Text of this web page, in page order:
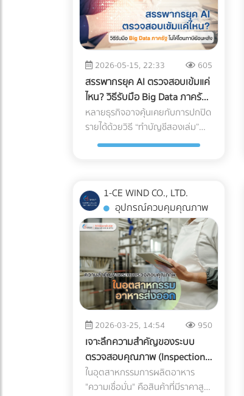
100% บริการ White Glove
Service: การขนส่งระดับนี้ไม่ได้จบแค่
การดรอปของไว้หน้าประตูโรง
พยาบาล แต่ทีมขนส่งต้องมีความ
เชี่ยวชาญในการแกะกล่อง
(Unpacking) นำเครื่องมือเข้าไปติด
ตั้งยังห้องปฏิบัติการที่ซับซ้อน และ
จัดการนำขยะบรรจุภัณฑ์กลับไปทิ้ง
อย่างถูกวิธี มาตรฐานคุณภาพระดับ
สากล (Certifications): พาร์ทเนอร์
ด้าน Logistics ของคุณควรมีใบรับ
มือแพทย์) หรือ GDP (Good
Distribution Practice) เพื่อการัน
ตีความมืออาชีพ ระบบติดตามแบบ
Real-Time (IoT Tracking): ในยุคนี้
การเช็กแค่ว่า "ของถึงไหนแล้ว" ไม่
พออีกต่อไป ต้องมีเซนเซอร์ IoT ติด
ไว้กับกล่องสินค้า เพื่อวัดค่า G-
Force (แรงกระแทก), อุณหภูมิ และ
ความเอียง (Tilt) ตลอดการเดินทาง
ซึ่งข้อมูลเหล่านี้สามารถใช้เป็นหลัก
ฐานยืนยันความสมบูรณ์ของสินค้า
เมื่อส่งมอบได้ สรุปความคุ้มค่า
(ROI): ทำไมถึงควรลงทุนใน
Specialized Logistics? ผู้บริหาร
ปะทะกับพายุฝน หากพื้นที่ดาดฟ้า
ของคุณมีระดับความลาดเอียง
(Slope) ไม่ดีพอ หรือท่อระบายน้ำ
(Floor Drain) อุดตัน จะทำให้เกิด
ปัญหาน้ำท่วมขัง สิ่งที่ต้องทำ: ก่อน
ปูพื้นใหม่ ควรเช็กระดับความลาด
เอียงของพื้นคอนกรีตว่าสามารถ
ทำให้น้ำไหล ลงท่อได้สะดวกหรือไม่
และควรเพิ่มจุดระบายน้ำ หรือใส่
ตะแกรงกันเศษใบไม้ขยะอุดตัน ????
หลายคนมักตกหลุมพรางด้วย
การนำหญ้าเทียม แผ่นไม้เทียม
(Wood Plastic Composite) หรือ
กระเบื้อง ไปปูทับลงบนพื้นคอนกรีต
ดาดฟ้าเดิมโดยตรง เพราะคิดว่าพื้น
ปูนเก่าก็ดูแข็งแรงดี แต่นี่คือ "ฝัน
ร้าย" ที่รอวันปะทุเมื่อหน้าฝนมาเยือน
ธรรมชาติของพื้นคอนกรีตดาดฟ้าที่
ต้องตากแดดตากฝนมาหลายปี
ย่อมมีการยืดและหดตัวจนเกิด "รอย
แตกร้าวขนาดเล็ก (Hairline
Cracks)" ที่ตาเปล่ามองไม่เห็น เมื่อ
คุณนำวัสดุไปปูทับ น้ำฝนจะซึมผ่าน
ร่องพื้นลงไปขังอยู่ใต้แผ่นหญ้าเทียม
สมมติว่ามีการนำ Stop Valve ที่ไม่
ได้มาตรฐานมาประกอบ เมื่อถึงขั้น
ตอนทดสอบแรงดัน แล้วพบว่าวาล์ว
เกิดการรั่วซึม สิ่งที่ตามมาคือ
โรงงานต้องหยุดสายพานการผลิต
เสียเวลาถอดประกอบใหม่ และสูญ
เสียต้นทุนค่าแรงของพนักงานไป
อย่างเปล่าประโยชน์ (Downtime
Cost) 2. ค่าใช้จ่ายในการเคลมสินค้า
และชื่อเสียงที่เสียไป (Warranty
อากาศ ชิ้นส่วนอย่าง Accumulator
ทำหน้าที่สำคัญในการดักจับ
ของเหลวไม่ให้ไหลกลับเข้าไปทำลาย
คอมเพรสเซอร์ หาก Accumulator
เกิดสนิมทะลุ หรือดักของเหลวไม่ได้
คอมเพรสเซอร์จะพังก่อนหมดอายุ
การใช้งานทันที ต้นทุนในการส่งช่าง
ไปซ่อมบำรุงหน้างาน (After-sales
Service) และการเสียชื่อเสียงของ
แบรนด์ เป็นต้นทุนแฝงที่แพงกว่า
ส่วนต่างค่าอะไหล่หลายร้อยเท่า 3.
ต้นทุนจากการไม่ผ่านมาตรฐาน
สากล (Compliance Risks) ในปี
2026 ทั่วโลกหันมาใช้น้ำยาแอร์รักษ์
รถตอกเสาเข็ม จมน้ำ นี่คือกรณี
ศึกษาและบทเรียนการจัดการพื้นที่
ก่อสร้าง ว่าด้วย วิธีป้องกัน
การวาง ระบบระบายน้ำ (Drainage
System) อย่างมืออาชีพ ปัญหาและ
ความท้าทายของพื้นที่ลุ่มต่ำ ไซต์
งานในพื้นที่ลุ่มต่ำมักเผชิญกับสภาพ
ดินเหนียวที่อุ้มน้ำ (ไม่ซึมน้ำ) และมี
ระดับน้ำใต้ดินสูง เมื่อเกิดฝนตกหนัก
เกิด Downtime หรือเวลาที่สูญเปล่า
ของโครงการที่ประเมินค่าไม่ได้ กล่าว
คือ ปัญหาน้ำท่วมขังในพื้นที่ลุ่มต่ำ
ไม่ได้สร้างความเสียหายแค่ค่าซ่อม
บำรุงเครื่องจักรเท่านั้น แต่ทุกชั่วโมง
ที่รถขุดหรือรถเบคโฮต้องจอดนิ่ง
สนิท นั่นหมายถึงค่าแรงคนงานที่
เสียเปล่า ค่าเช่าเครื่องจักรที่บาน
ปลาย และความเสี่ยงที่จะโดนค่าปรับ
จากความล่าช้าในการส่งมอบ
โครงการ การลงทุนวางระบบระบาย
น้ำที่ได้มาตรฐานตั้งแต่เนิ่นๆ จึง
เป็นการซื้อความเสี่ยงที่คุ้มค่าที่สุด
กรณีศึกษาจำลอง: การวางระบบ
ระบายน้ำพื้นที่ก่อสร้าง ในการแก้
2026-05-15, 22:33 605
สรรพากรยุค AI ตรวจสอบเข้มแค่
ไหน? วิธีรับมือ Big Data ภาครัฐ
ไม่ให้โดนภาษีย้อนหลัง
หลายธุรกิจอาจคุ้นเคยกับการปกปิด
รายได้ด้วยวิธี “ทำบัญชีสองเล่ม”
กล่าวง่ายๆ คือ เล่มหนึ่งมีไว้ใช้จริง
ภาษีด้วย AI และ Big Data ที่ทำงาน
ตลอด 24 ชั่วโมง จากเดิมที่ต้องใช้
“เจ้าหน้าที่” ในการสุ่มตรวจเอกสาร
แบบ Manual ในวันนี้ เราไม่อาจใช้วิธี
เดิมในการหลีกเลี่ยงภาษีได้อีกต่อไป
เพราะระบบไม่ได้ดูแค่สิ่งที่คุณยื่น แต่ดู
"สิ่งที่คนอื่นยื่นเกี่ยวกับคุณด้วย"
คำถามสำคัญคือ... ธุรกิจของคุณ
หรือยัง? ในวันที่ข้อมูลทางการเงิน
ทุกเส้นทางเชื่อมโยงถึงกัน 3 วิธี
เตรียมพร้อมรับมือ ให้ธุรกิจ
ปลอดภัยจาก "ภาษีย้อนหลัง" นี่คือ
3 ตัววิธีปรับตัวสำคัญ ที่เจ้าของ
1-CE WIND CO., LTD.
อุปกรณ์ควบคุมคุณภาพ
2026-03-25, 14:54 950
เจาะลึกความสำคัญของระบบ
ตรวจสอบคุณภาพ (Inspection
System) ในอุตสาหกรรมอาหาร
ส่งออก: ปราการด่านสุดท้ายสู่
ในอุตสาหกรรมการผลิตอาหาร
"ความเชื่อมั่น" คือสินค้าที่มีราคาสูง